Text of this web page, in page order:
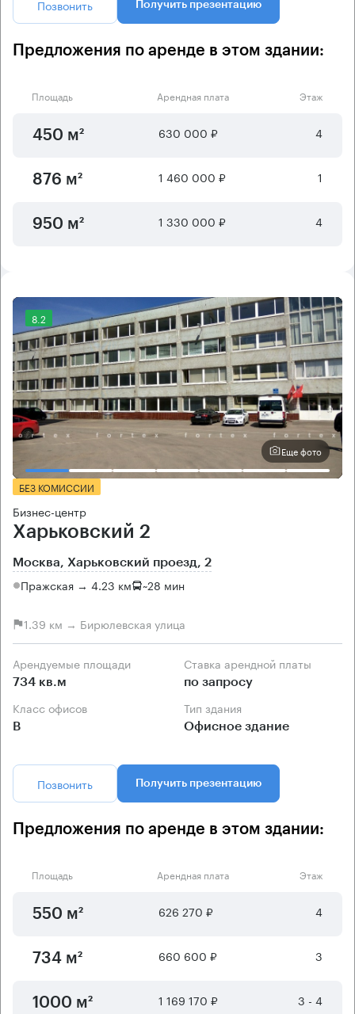
Позвонить Получить презентацию
Предложения по аренде в этом здании:
Площадь Арендная плата Этаж
450 м² 630 000 ₽ 4
876 м² 1 460 000 ₽ 1
950 м² 1 330 000 ₽ 4
8.2
Еще фото
БЕЗ КОМИССИИ
Бизнес-центр
Харьковский 2
Москва, Харьковский проезд, 2
Пражская → 4.23 км ~28 мин
1.39 км → Бирюлевская улица
Арендуемые площади
734 кв.м
Ставка арендной платы
по запросу
Класс офисов
B
Тип здания
Офисное здание
Позвонить Получить презентацию
Предложения по аренде в этом здании:
Площадь Арендная плата Этаж
550 м² 626 270 ₽ 4
734 м² 660 600 ₽ 3
1000 м² 1 169 170 ₽ 3 - 4